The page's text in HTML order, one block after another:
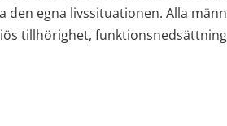
egna livssituationen. Alla
tillhörighet,